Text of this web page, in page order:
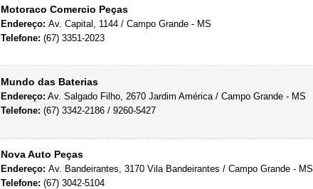
Motoraco Comercio Peças
Endereço: Av. Capital, 1144 / Campo Grande - MS
Telefone: (67) 3351-2023
Mundo das Baterias
Endereço: Av. Salgado Filho, 2670 Jardim América / Campo Grande - MS
Telefone: (67) 3342-2186 / 9260-5427
Nova Auto Peças
Endereço: Av. Bandeirantes, 3170 Vila Bandeirantes / Campo Grande - MS
Telefone: (67) 3042-5104